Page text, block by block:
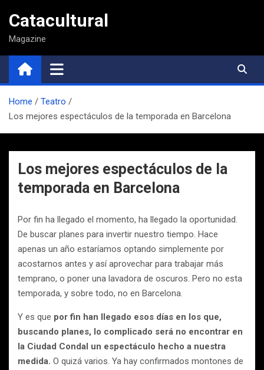
contenido
Catacultural
Magazine
Home
Teatro
Los mejores espectáculos de la temporada en Barcelona
Los mejores espectáculos de la
temporada en Barcelona
Por fin ha llegado el momento, ha llegado la oportunidad.
De buscar planes para invertir nuestro tiempo. Hace
apenas un año estaríamos optando simplemente por
acostarnos antes y así aprovechar para trabajar más
temprano, o poner una lavadora de oscuros. Pero no esta
temporada, y sobre todo, no en Barcelona.
Y es que por fin han llegado esos días en los que,
buscando planes, lo complicado será no encontrar en
la Ciudad Condal un espectáculo hecho a nuestra
medida. O quizá varios. Ya hay confirmados montones de